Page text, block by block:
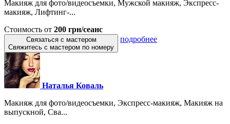
Макияж для фото/видеосъемки, Мужской макияж, Экспресс-
макияж, Лифтинг-...
Стоимость от 200 грн/сеанс
Связаться с мастером
Свяжитесь с мастером по номеру
подробнее
Наталья Коваль
Макияж для фото/видеосъемки, Экспресс-макияж, Макияж на
выпускной, Сва...